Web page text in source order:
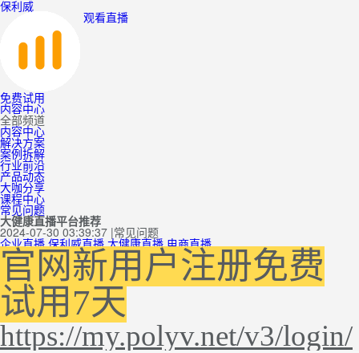
保利威
观看直播
免费试用
内容中心
全部频道
内容中心
解决方案
案例拆解
行业前沿
产品动态
大咖分享
课程中心
常见问题
大健康直播平台推荐
2024-07-30 03:39:37 |常见问题
企业直播 保利威直播 大健康直播 电商直播
官网新用户注册免费
试用7天
https://my.polyv.net/v3/login/